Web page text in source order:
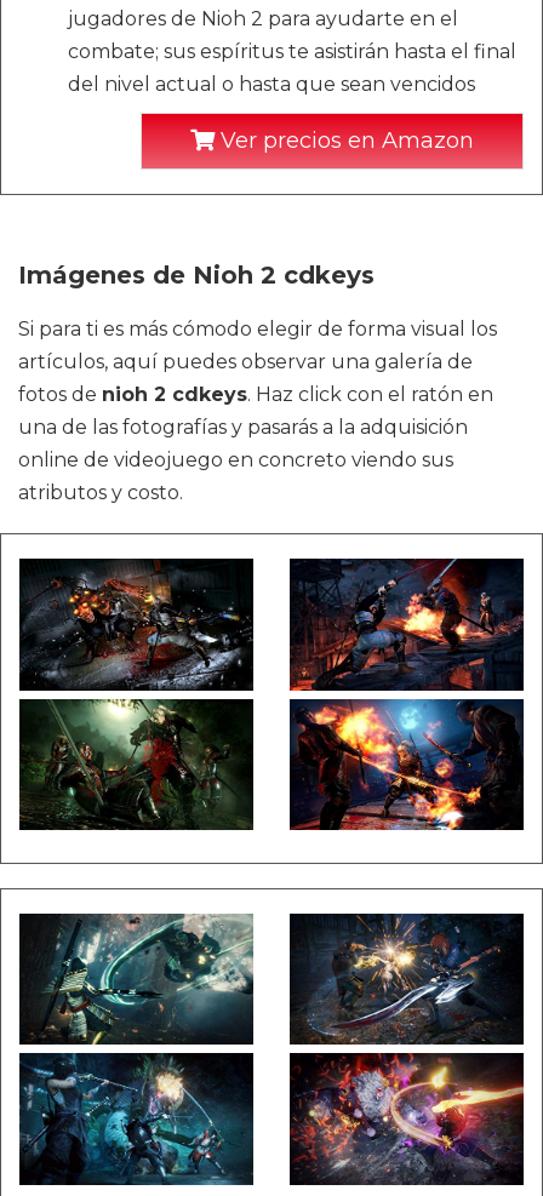
jugadores de Nioh 2 para ayudarte en el
combate; sus espíritus te asistirán hasta el final
del nivel actual o hasta que sean vencidos
Ver precios en Amazon
Imágenes de Nioh 2 cdkeys
Si para ti es más cómodo elegir de forma visual los
artículos, aquí puedes observar una galería de
fotos de nioh 2 cdkeys. Haz click con el ratón en
una de las fotografías y pasarás a la adquisición
online de videojuego en concreto viendo sus
atributos y costo.